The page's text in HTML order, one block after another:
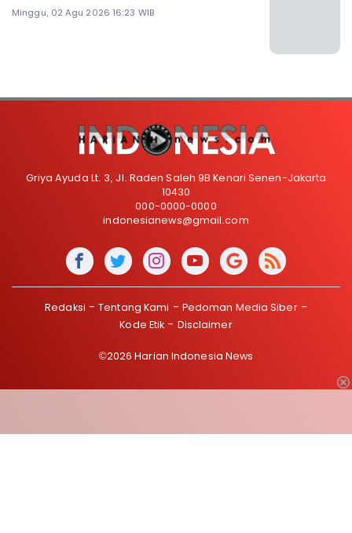
Minggu, 02 Agu 2026 16:23 WIB
Griya Ayuda Lt. 3, Jl. Raden Saleh 9B Kenari Senen-Jakarta
10430
000-0000-0000
indonesianews@gmail.com
Redaksi Tentang Kami
Pedoman Media Siber
Kode Etik
Disclaimer
©2026 Harian Indonesia News